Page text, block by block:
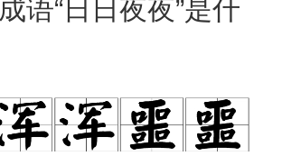
成语“日日夜夜”是什